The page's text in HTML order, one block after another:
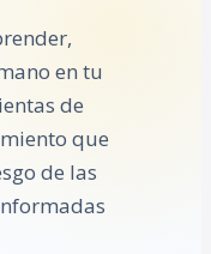
en tu
de
que
de las